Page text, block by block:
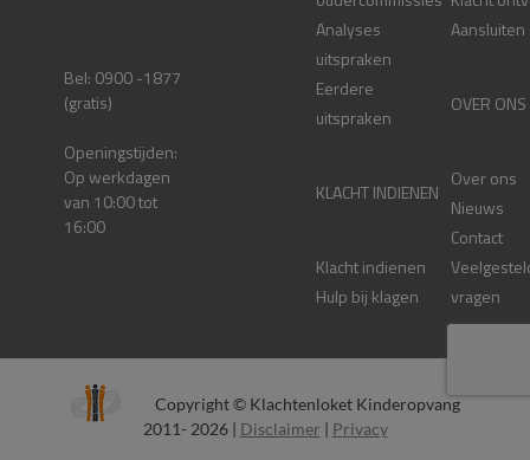
Bel: 0900 -1877
(gratis)
Openingstijden:
Op werkdagen
van 10:00 tot
16:00
Analyses
uitspraken
Eerdere
uitspraken
KLACHT INDIENEN
Klacht indienen
Hulp bij klagen
Aansluiten
OVER ONS
Over ons
Nieuws
Contact
vragen
Copyright © Klachtenloket Kinderopvang
2011- 2026 | Disclaimer | Privacy